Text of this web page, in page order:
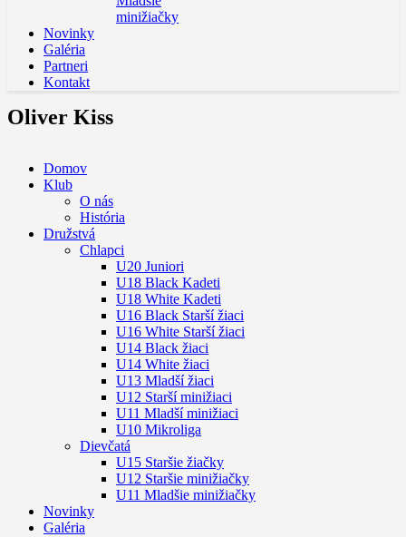
minižiačky
Novinky
Galéria
Partneri
Kontakt
Oliver Kiss
Domov
Klub
O nás
História
Družstvá
Chlapci
U20 Juniori
U18 Black Kadeti
U18 White Kadeti
U16 Black Starší žiaci
U16 White Starší žiaci
U14 Black žiaci
U14 White žiaci
U13 Mladší žiaci
U12 Starší minižiaci
U11 Mladší minižiaci
U10 Mikroliga
Dievčatá
U15 Staršie žiačky
U12 Staršie minižiačky
U11 Mladšie minižiačky
Novinky
Galéria